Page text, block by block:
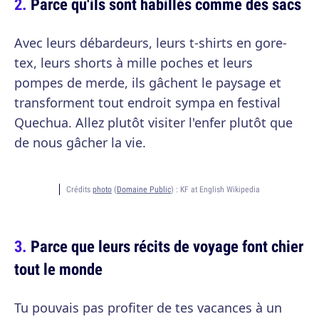
Avec leurs débardeurs, leurs t-shirts en gore-
tex, leurs shorts à mille poches et leurs
pompes de merde, ils gâchent le paysage et
transforment tout endroit sympa en festival
Quechua. Allez plutôt visiter l'enfer plutôt que
de nous gâcher la vie.
Crédits photo (Domaine Public) : KF at English Wikipedia
Parce que leurs récits de voyage font chier
tout le monde
Tu pouvais pas profiter de tes vacances à un